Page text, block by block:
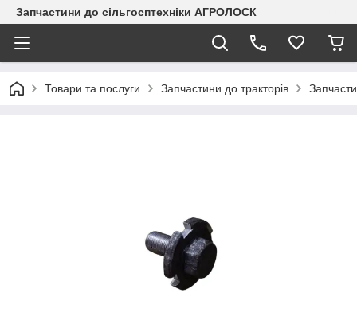
Запчастини до сільгосптехніки АГРОЛОСК
Товари та послуги Запчастини до тракторів